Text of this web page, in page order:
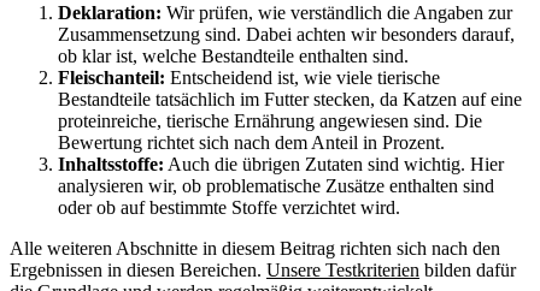
Deklaration: Wir prüfen, wie verständlich die Angaben zur
Zusammensetzung sind. Dabei achten wir besonders darauf,
ob klar ist, welche Bestandteile enthalten sind.
Fleischanteil: Entscheidend ist, wie viele tierische
Bestandteile tatsächlich im Futter stecken, da Katzen auf eine
proteinreiche, tierische Ernährung angewiesen sind. Die
Bewertung richtet sich nach dem Anteil in Prozent.
Inhaltsstoffe: Auch die übrigen Zutaten sind wichtig. Hier
analysieren wir, ob problematische Zusätze enthalten sind
oder ob auf bestimmte Stoffe verzichtet wird.
Alle weiteren Abschnitte in diesem Beitrag richten sich nach den
Ergebnissen in diesen Bereichen. Unsere Testkriterien bilden dafür